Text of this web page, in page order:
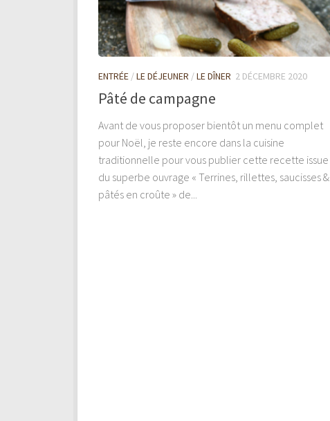
ENTRÉE /LE DÉJEUNER /LE DÎNER 2 DÉCEMBRE 2020
Pâté de campagne
Avant de vous proposer bientôt un menu complet
pour Noël, je reste encore dans la cuisine
traditionnelle pour vous publier cette recette issue
du superbe ouvrage « Terrines, rillettes, saucisses &
pâtés en croûte » de...